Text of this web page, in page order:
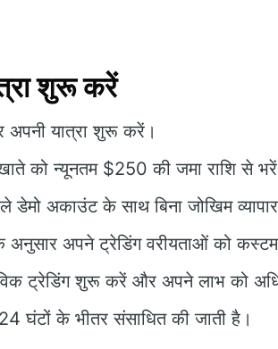
शुरू करें
अपनी यात्रा शुरू करें।
को न्यूनतम $250 की जमा राशि से
डेमो अकाउंट के साथ बिना जोखिम
के अनुसार अपने ट्रेडिंग वरीयताओं को
ट्रेडिंग शुरू करें और अपने लाभ को
घंटों के भीतर संसाधित की जाती है।